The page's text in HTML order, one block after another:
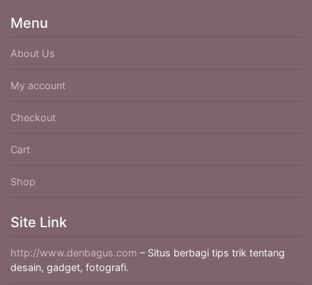
Menu
About Us
My account
Checkout
Cart
Shop
Site Link
http://www.denbagus.com – Situs berbagi tips trik tentang
desain, gadget, fotografi.